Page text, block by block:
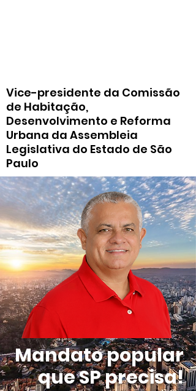
Vice-presidente da Comissão
de Habitação,
Desenvolvimento e Reforma
Urbana da Assembleia
Legislativa do Estado de São
Paulo
Mandato popular
que SP precisa!